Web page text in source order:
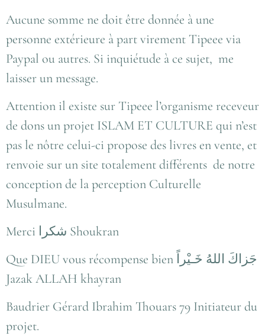
Aucune somme ne doit être donnée à une
personne extérieure à part virement Tipeee via
Paypal ou autres. Si inquiétude à ce sujet, me
laisser un message.
Attention il existe sur Tipeee l’organisme receveur
de dons un projet ISLAM ET CULTURE qui n’est
pas le nôtre celui-ci propose des livres en vente, et
renvoie sur un site totalement différents de notre
conception de la perception Culturelle
Musulmane.
Merci شكرا Shoukran
Que DIEU vous récompense bien جَزاكَ اللهُ خَـيْراً
Jazak ALLAH khayran
Baudrier Gérard Ibrahim Thouars 79 Initiateur du
projet.